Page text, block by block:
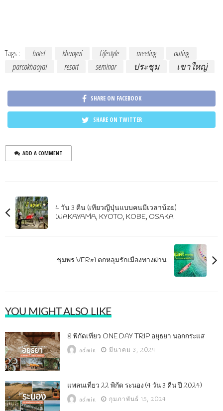
Tags : hotel khaoyai Lifestyle meeting
outing
parcokhaoyai
resort seminar ประชุม เขาใหญ่
SHARE ON FACEBOOK
SHARE ON TWITTER
ADD A COMMENT
4 วัน 3 คืน (เที่ยวญี่ปุ่นแบบคนมีเวลาน้อย)
WAKAYAMA, KYOTO, KOBE, OSAKA
ชุมพร VER#1 ตกหลุมรักเมืองทางผ่าน
YOU MIGHT ALSO LIKE
8 พิกัดเที่ยว ONE DAY TRIP อยุธยา นอกกระแส
admin มีนาคม 3, 2024
แพลนเที่ยว 22 พิกัด ระนอง (4 วัน 3 คืน ปี 2024)
admin กุมภาพันธ์ 15, 2024